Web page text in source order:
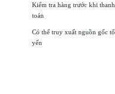
Kiểm tra hàng trước khi thanh
toán
Có thể truy xuất nguồn gốc tổ
yến